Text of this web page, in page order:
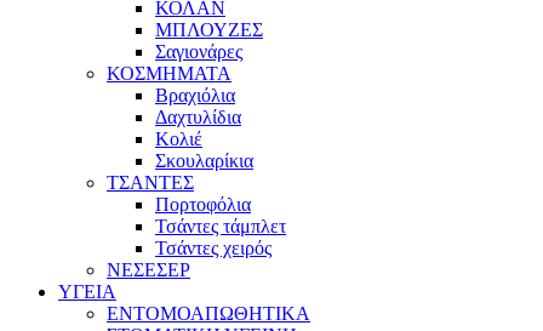
ΚΟΛΑΝ
ΜΠΛΟΥΖΕΣ
Σαγιονάρες
ΚΟΣΜΗΜΑΤΑ
Βραχιόλια
Δαχτυλίδια
Κολιέ
Σκουλαρίκια
ΤΣΑΝΤΕΣ
Πορτοφόλια
Τσάντες τάμπλετ
Τσάντες χειρός
ΝΕΣΕΣΕΡ
ΥΓΕΙΑ
ΕΝΤΟΜΟΑΠΩΘΗΤΙΚΑ